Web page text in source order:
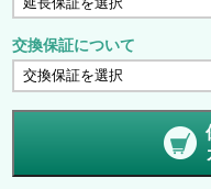
交換保証について